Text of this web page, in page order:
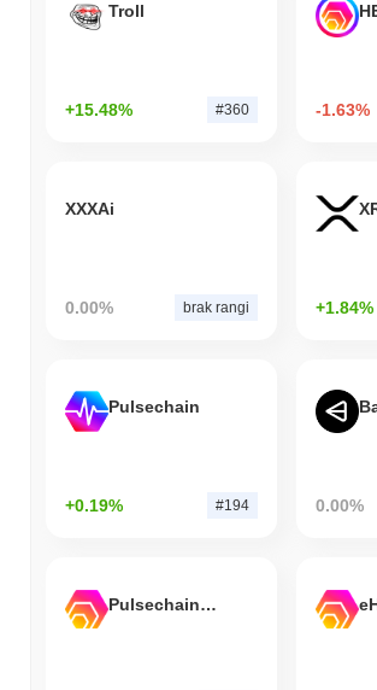
W ciągu ostatnich 7 dni LUKSO zyskał4.07%
do szerszego impulsu rynkowego.
Troll
+15.48% #360 -1.63%
XXXAi
0.00% brak rangi +1.84%
Pulsechain
+0.19% #194 0.00%
Pulsechain Bridged HEX (Pulsechain)